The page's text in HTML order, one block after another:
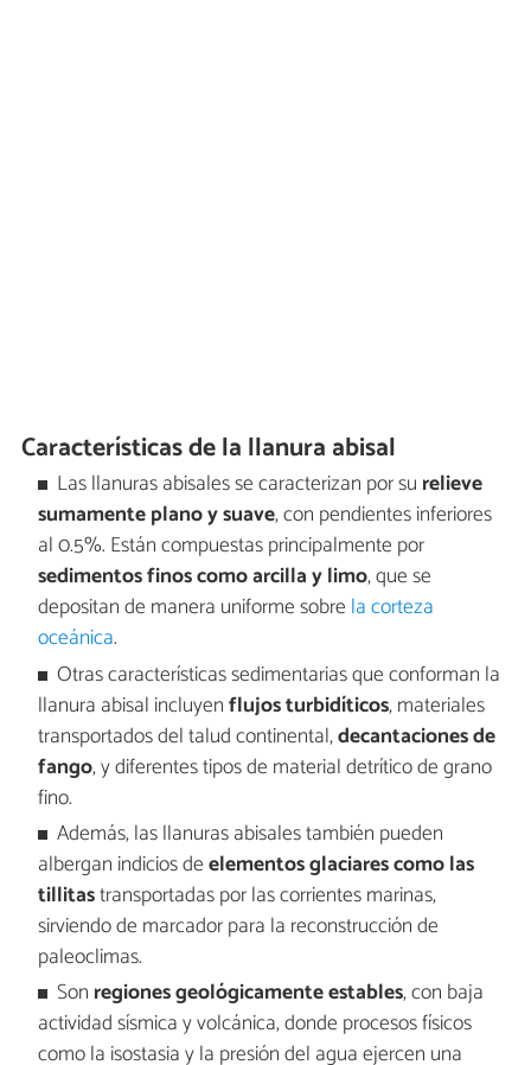
Características de la llanura abisal
Las llanuras abisales se caracterizan por su relieve
sumamente plano y suave, con pendientes inferiores
al 0.5%. Están compuestas principalmente por
sedimentos finos como arcilla y limo, que se
depositan de manera uniforme sobre la corteza
oceánica.
Otras características sedimentarias que conforman la
llanura abisal incluyenflujos turbidíticos, materiales
transportados del talud continental,decantaciones de
fango, y diferentes tipos de material detrítico de grano
fino.
Además, las llanuras abisales también pueden
albergan indicios deelementos glaciares como las
tillitastransportadas por las corrientes marinas,
sirviendo de marcador para la reconstrucción de
paleoclimas.
Son regiones geológicamente estables, con baja
actividad sísmica y volcánica, donde procesos físicos
como la isostasia y la presión del agua ejercen una